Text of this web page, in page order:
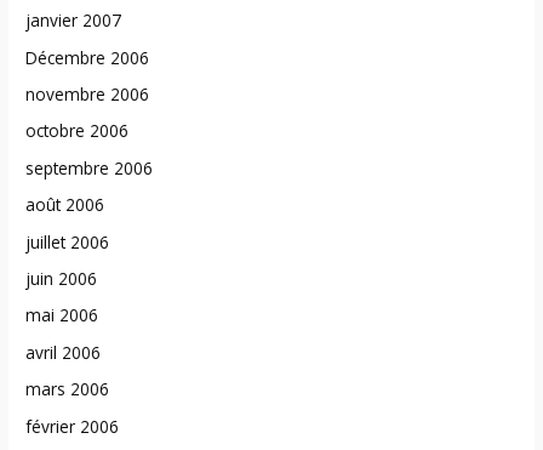
janvier 2007
Décembre 2006
novembre 2006
octobre 2006
septembre 2006
août 2006
juillet 2006
juin 2006
mai 2006
avril 2006
mars 2006
février 2006